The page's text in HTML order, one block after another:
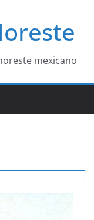
mexicano